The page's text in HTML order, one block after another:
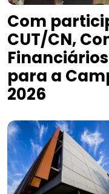
Com
CUT/CN,
para a
2026